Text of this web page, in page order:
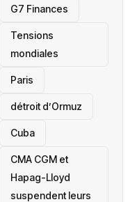
‎G7 Finances
Tensions
mondiales
Paris
détroit d’Ormuz
‎Cuba
CMA CGM et
Hapag-Lloyd
suspendent leurs